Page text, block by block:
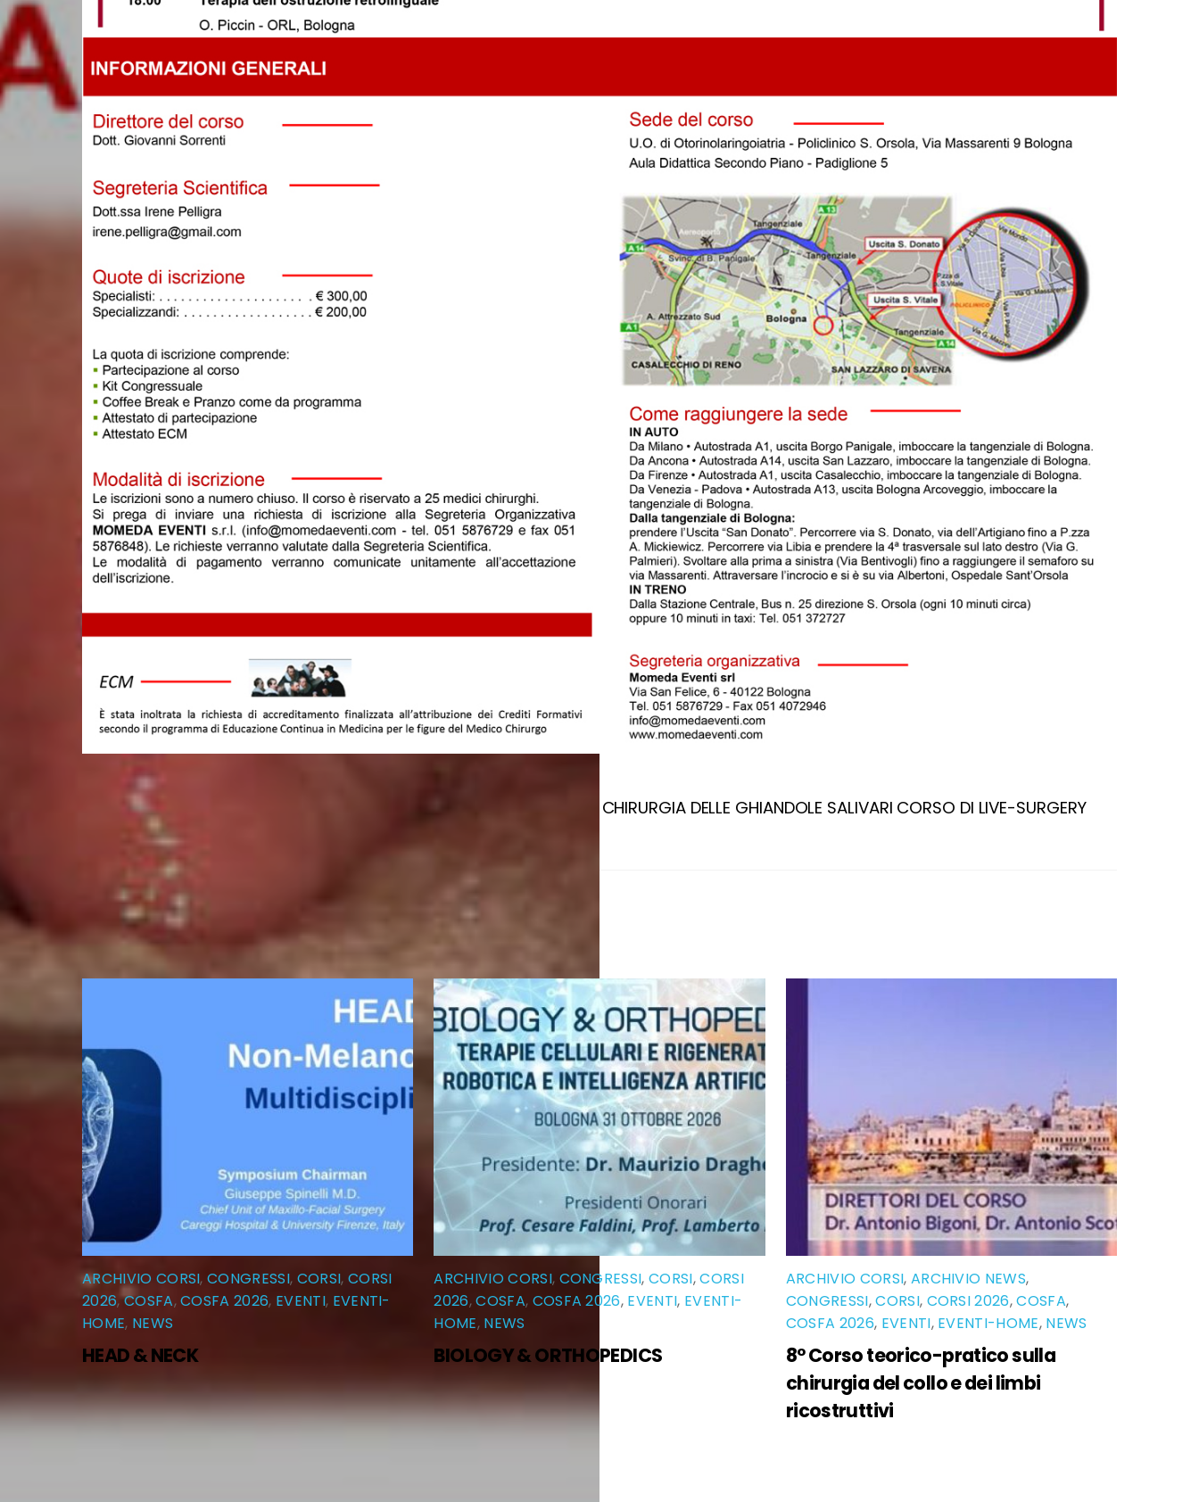
CORSO NAZIONALE DI DISSEZIONE DEL TEMPORALE 2020 LA CHIRURGIA DELLE GHIANDOLE SALIVARI CORSO DI LIVE-SURGERY
Related Posts
ARCHIVIO CORSI,CONGRESSI, CORSI, CORSI
2026,COSFA,COSFA 2026, EVENTI, EVENTI-
HOME, NEWS
HEAD & NECK
ARCHIVIO CORSI, CONGRESSI,CORSI,CORSI
2026,COSFA, COSFA 2026, EVENTI, EVENTI-
HOME, NEWS
BIOLOGY & ORTHOPEDICS
ARCHIVIO CORSI, ARCHIVIO NEWS,
CONGRESSI,CORSI, CORSI 2026,COSFA,
COSFA 2026, EVENTI, EVENTI-HOME, NEWS
8° Corso teorico-pratico sulla
chirurgia del collo e dei limbi
ricostruttivi